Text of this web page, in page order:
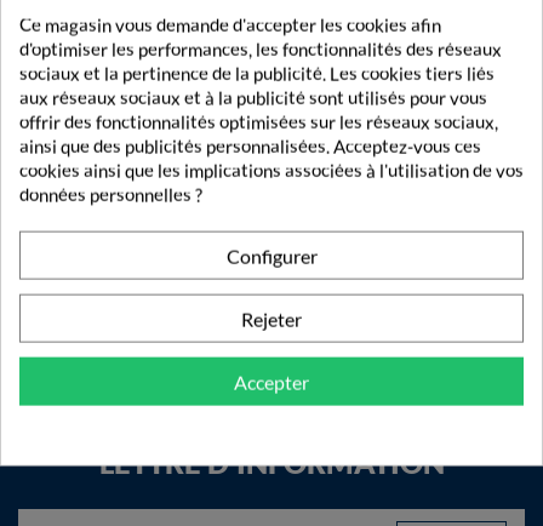
Retour en haut
Livraison rapide
Découvrez nos modes et tarifs de livraison.
Paiement sécurisé
Pharmacie française
Vos commandes validées par un pharmacien.
Fidélité
LETTRE D'INFORMATION
Ce magasin vous demande d'accepter les cookies afin
d'optimiser les performances, les fonctionnalités des réseaux
sociaux et la pertinence de la publicité. Les cookies tiers liés
aux réseaux sociaux et à la publicité sont utilisés pour vous
offrir des fonctionnalités optimisées sur les réseaux sociaux,
ainsi que des publicités personnalisées. Acceptez-vous ces
cookies ainsi que les implications associées à l'utilisation de vos
données personnelles ?
Configurer
Rejeter
Accepter